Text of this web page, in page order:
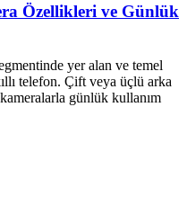
Özellikleri ve Günlük
yer alan ve temel
telefon. Çift veya üçlü arka
günlük kullanım